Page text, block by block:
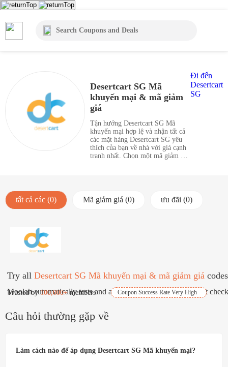
Desertcart SG Mã
khuyến mại & mã giảm
giá
Tận hưởng Desertcart SG Mã
khuyến mại hợp lệ và nhận tất cả
các mặt hàng Desertcart SG yêu
thích của bạn về nhà với giá cạnh
tranh nhất. Chọn một mã giảm giá
hàng của mình.
Đi đến
Desertcart
SG
tất cả các (0) Mã giảm giá (0) ưu đãi (0)
Try all Desertcart SG Mã khuyến mại & mã giảm giá codes at
Moolah automatically tests and applies best coupons for free at
Trusted by100,000+members Coupon Success Rate Very High
Câu hỏi thường gặp về
Làm cách nào để áp dụng Desertcart SG Mã khuyến mại?